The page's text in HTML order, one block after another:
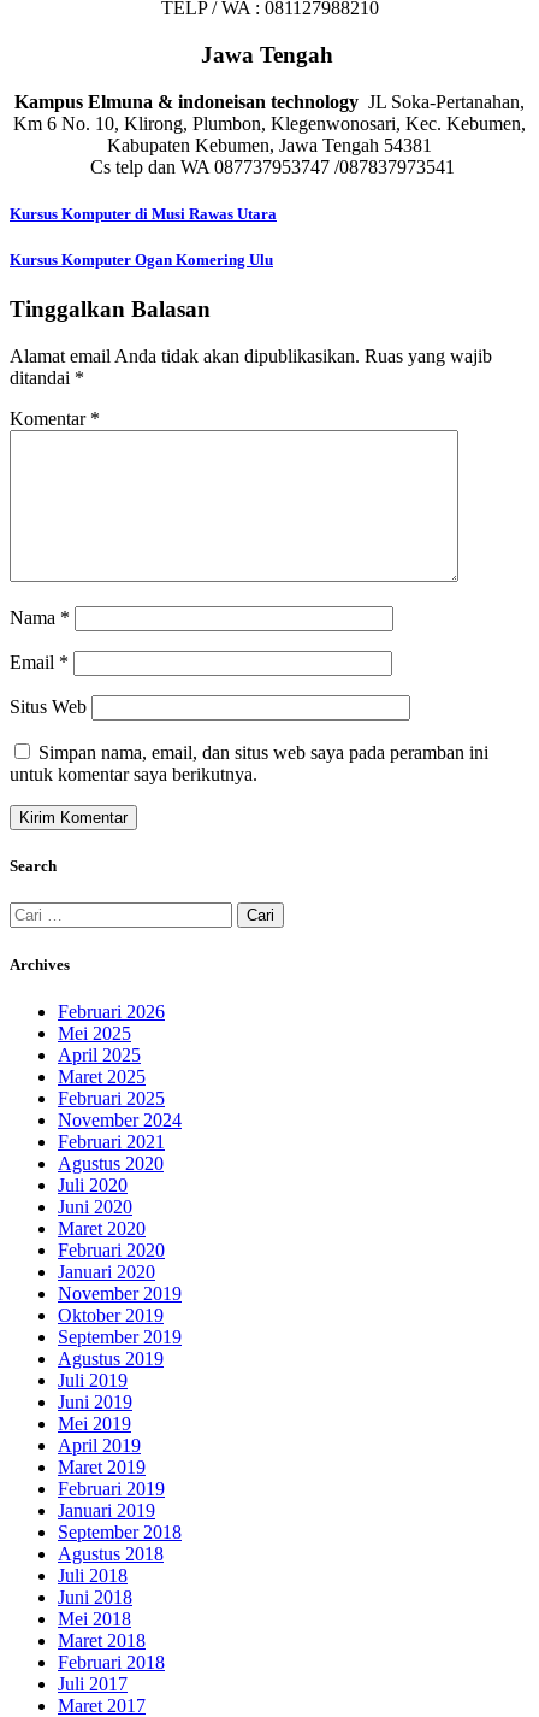
TELP / WA : 081127988210
Jawa Tengah
Kampus Elmuna & indoneisan technology JL Soka-Pertanahan,
Km 6 No. 10, Klirong, Plumbon, Klegenwonosari, Kec. Kebumen,
Kabupaten Kebumen, Jawa Tengah 54381
Cs telp dan WA 087737953747 /087837973541
Navigasi
pos
Kursus Komputer di Musi Rawas Utara
Kursus Komputer Ogan Komering Ulu
Tinggalkan Balasan
Alamat email Anda tidak akan dipublikasikan. Ruas yang wajib
ditandai *
Komentar *
Nama *
Email *
Situs Web
Simpan nama, email, dan situs web saya pada peramban ini
untuk komentar saya berikutnya.
Search
Cari
untuk:
Archives
Februari 2026
Mei 2025
April 2025
Maret 2025
Februari 2025
November 2024
Februari 2021
Agustus 2020
Juli 2020
Juni 2020
Maret 2020
Februari 2020
Januari 2020
November 2019
Oktober 2019
September 2019
Agustus 2019
Juli 2019
Juni 2019
Mei 2019
April 2019
Maret 2019
Februari 2019
Januari 2019
September 2018
Agustus 2018
Juli 2018
Juni 2018
Mei 2018
Maret 2018
Februari 2018
Juli 2017
Maret 2017